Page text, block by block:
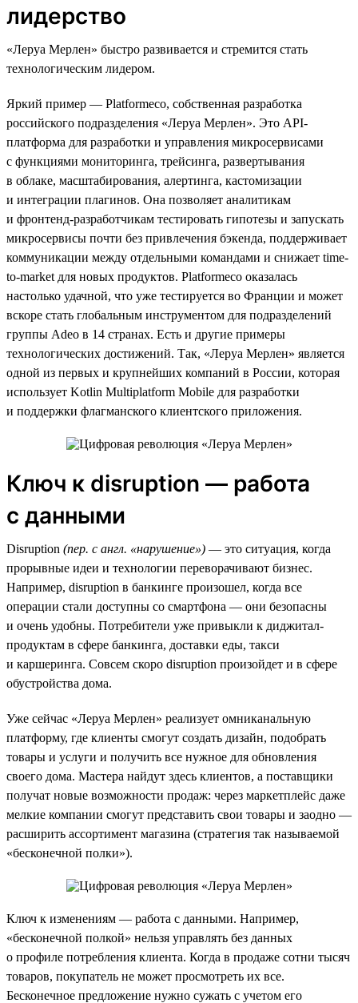
лидерство
«Леруа Мерлен» быстро развивается и стремится стать
технологическим лидером.
Яркий пример — Platformeco, собственная разработка
российского подразделения «Леруа Мерлен». Это API-
платформа для разработки и управления микросервисами
с функциями мониторинга, трейсинга, развертывания
в облаке, масштабирования, алертинга, кастомизации
и интеграции плагинов. Она позволяет аналитикам
и фронтенд-разработчикам тестировать гипотезы и запускать
микросервисы почти без привлечения бэкенда, поддерживает
коммуникации между отдельными командами и снижает time-
to-market для новых продуктов. Platformeco оказалась
настолько удачной, что уже тестируется во Франции и может
вскоре стать глобальным инструментом для подразделений
группы Adeo в 14 странах. Есть и другие примеры
технологических достижений. Так, «Леруа Мерлен» является
одной из первых и крупнейших компаний в России, которая
использует Kotlin Multiplatform Mobile для разработки
и поддержки флагманского клиентского приложения.
Ключ к disruption — работа
с данными
Disruption (пер. с англ. «нарушение») — это ситуация, когда
прорывные идеи и технологии переворачивают бизнес.
Например, disruption в банкинге произошел, когда все
операции стали доступны со смартфона — они безопасны
и очень удобны. Потребители уже привыкли к диджитал-
продуктам в сфере банкинга, доставки еды, такси
и каршеринга. Совсем скоро disruption произойдет и в сфере
обустройства дома.
Уже сейчас «Леруа Мерлен» реализует омниканальную
платформу, где клиенты смогут создать дизайн, подобрать
товары и услуги и получить все нужное для обновления
своего дома. Мастера найдут здесь клиентов, а поставщики
получат новые возможности продаж: через маркетплейс даже
мелкие компании смогут представить свои товары и заодно —
расширить ассортимент магазина (стратегия так называемой
«бесконечной полки»).
Ключ к изменениям — работа с данными. Например,
«бесконечной полкой» нельзя управлять без данных
о профиле потребления клиента. Когда в продаже сотни тысяч
товаров, покупатель не может просмотреть их все.
Бесконечное предложение нужно сужать с учетом его